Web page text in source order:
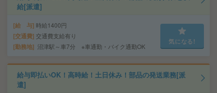
給[派遣]
給 与 時給1400円
交通費 交通費支給有り
勤務地 沼津駅～車7分 ※車通勤・バイク通勤OK
気になる!
給与即払いOK！高時給！土日休み！部品の発送業務[派
遣]